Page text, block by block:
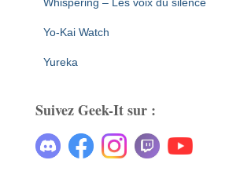
Yo-Kai Watch
Yureka
Suivez Geek-It sur :